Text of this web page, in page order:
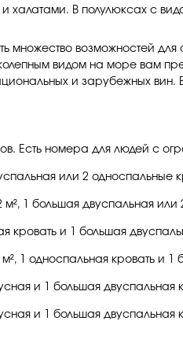
халатами. В полулюксах с
множество возможностей
видом на море вам
и зарубежных вин.
Есть номера для людей с
или 2 односпальные
м², 1 большая двуспальная
кровать и 1 большая
м², 1 односпальная кровать и
и 1 большая двуспальная
и 1 большая